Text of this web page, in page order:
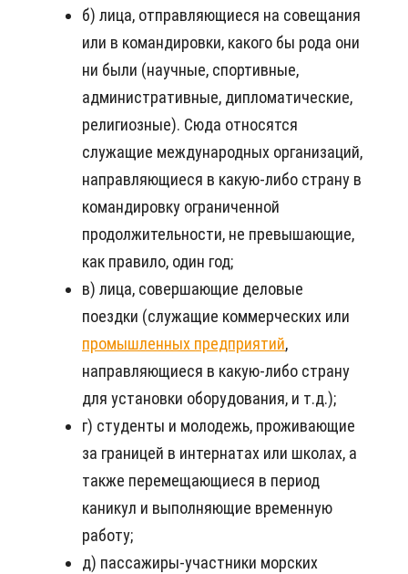
б) лица, отправляющиеся на совещания
или в командировки, какого бы рода они
ни были (научные, спортивные,
административные, дипломатические,
религиозные). Сюда относятся
служащие международных организаций,
направляющиеся в какую-либо страну в
командировку ограниченной
продолжительности, не превышающие,
как правило, один год;
в) лица, совершающие деловые
поездки (служащие коммерческих или
промышленных предприятий,
направляющиеся в какую-либо страну
для установки оборудования, и т.д.);
г) студенты и молодежь, проживающие
за границей в интернатах или школах, а
также перемещающиеся в период
каникул и выполняющие временную
работу;
д) пассажиры-участники морских